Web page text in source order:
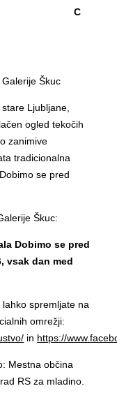
C
Galerije Škuc
Ljubljane,
ogled tekočih
zanimive
tradicionalna
se pred
Škuc:
Dobimo se pred
vsak dan med
spremljate na
omrežji:
in https://
Mestna občina
RS za mladino.